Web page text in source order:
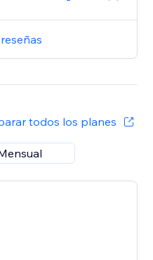
todos los planes